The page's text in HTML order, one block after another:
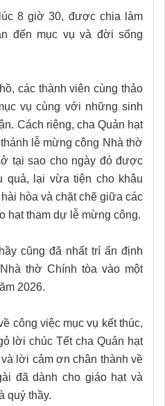
8 giờ 30, được chia làm
đến mục vụ và đời sống
các thành viên cùng thảo
vụ cùng với những sinh
Cách riêng, cha Quản hạt
lễ mừng công Nhà thờ
tại sao cho ngày đó được
quả, lại vừa tiện cho khâu
hòa và chặt chẽ giữa các
hạt tham dự lễ mừng công.
cũng đã nhất trí ấn định
thờ Chính tòa vào một
2026.
công việc mục vụ kết thúc,
lời chúc Tết cha Quản hạt
lời cảm ơn chân thành về
đã dành cho giáo hạt và
quý thầy.